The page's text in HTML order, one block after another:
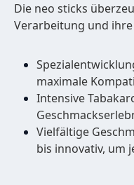
Die neo sticks
Verarbeitung und
maximale
Intensive
Vielfältige
bis innovativ, um